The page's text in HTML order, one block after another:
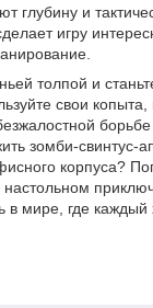
глубину и
игру
толпой и
свои копыта,
зомби-свинтус-
корпуса?
в мире, где